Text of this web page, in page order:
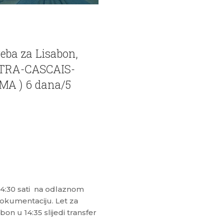
za Lisabon,
CASCAIS-
) 6 dana/5
sati na odlaznom
Let za
u 14:35 slijedi transfer